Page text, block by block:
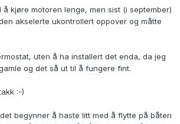
kjøre motoren lenge, men sist (i september)
akselerte ukontrollert oppover og måtte
uten å ha installert det enda, da jeg
og det så ut til å fungere fint.
:-)
begynner å haste litt med å flytte på båten